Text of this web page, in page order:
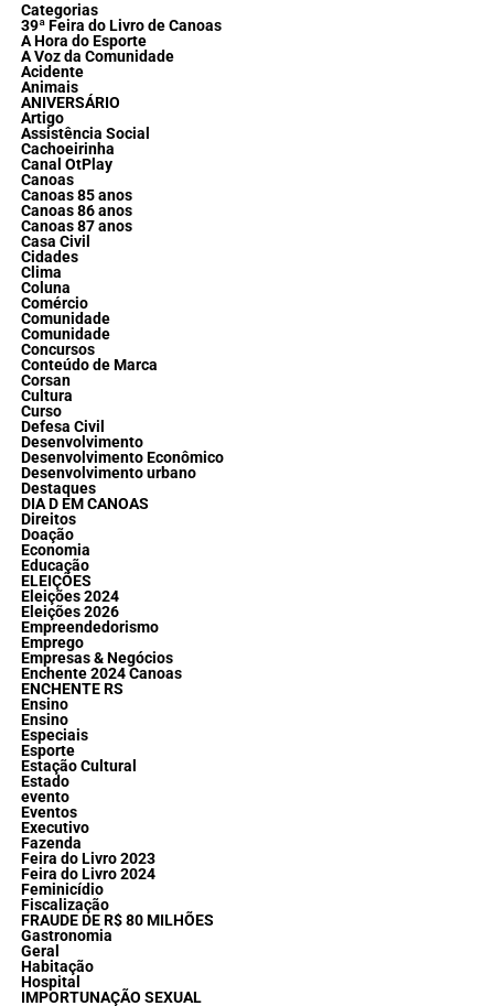
Categorias
39ª Feira do Livro de Canoas
A Hora do Esporte
A Voz da Comunidade
Acidente
Animais
ANIVERSÁRIO
Artigo
Assistência Social
Cachoeirinha
Canal OtPlay
Canoas
Canoas 85 anos
Canoas 86 anos
Canoas 87 anos
Casa Civil
Cidades
Clima
Coluna
Comércio
Comunidade
Comunidade
Concursos
Conteúdo de Marca
Corsan
Cultura
Curso
Defesa Civil
Desenvolvimento
Desenvolvimento Econômico
Desenvolvimento urbano
Destaques
DIA D EM CANOAS
Direitos
Doação
Economia
Educação
ELEIÇÕES
Eleições 2024
Eleições 2026
Empreendedorismo
Emprego
Empresas & Negócios
Enchente 2024 Canoas
ENCHENTE RS
Ensino
Ensino
Especiais
Esporte
Estação Cultural
Estado
evento
Eventos
Executivo
Fazenda
Feira do Livro 2023
Feira do Livro 2024
Feminicídio
Fiscalização
FRAUDE DE R$ 80 MILHÕES
Gastronomia
Geral
Habitação
Hospital
IMPORTUNAÇÃO SEXUAL